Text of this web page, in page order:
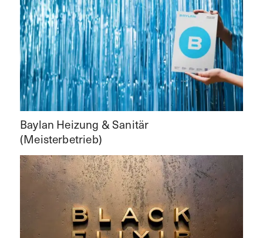
Baylan Heizung & Sanitär
(Meisterbetrieb)